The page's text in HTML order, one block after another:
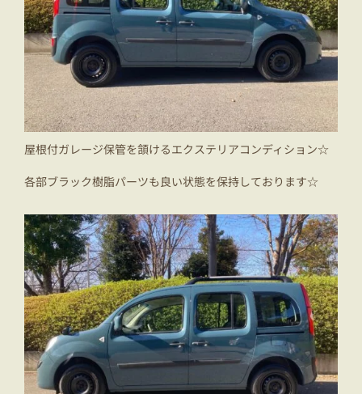
屋根付ガレージ保管を頷けるエクステリアコンディション☆
各部ブラック樹脂パーツも良い状態を保持しております☆